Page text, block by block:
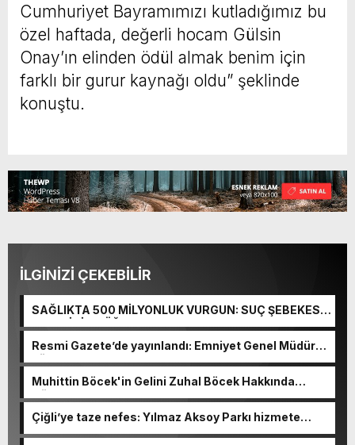
Cumhuriyet Bayramımızı kutladığımız bu
özel haftada, değerli hocam Gülsin
Onay’ın elinden ödül almak benim için
farklı bir gurur kaynağı oldu” şeklinde
konuştu.
İLGİNİZİ ÇEKEBİLİR
SAĞLIKTA 500 MİLYONLUK VURGUN: SUÇ ŞEBEKESİ
KAÇIŞ İÇİN DÜĞMEYE BASTI!
Resmi Gazete’de yayınlandı: Emniyet Genel Müdürü
görevden alındı!
Muhittin Böcek'in Gelini Zuhal Böcek Hakkında
Gözaltı Kararı!
Çiğli’ye taze nefes: Yılmaz Aksoy Parkı hizmete